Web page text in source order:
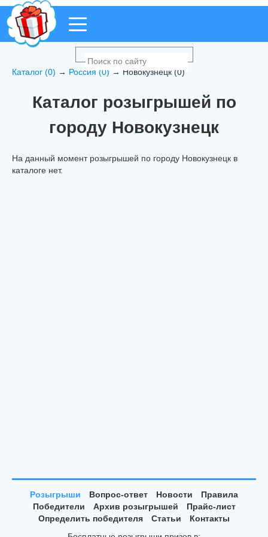
Каталог (0) → Россия (0) → Новокузнецк (0)
Каталог розыгрышей по
городу Новокузнецк
На данный момент розыгрышей по городу Новокузнецк в
каталоге нет.
Розыгрыши Вопрос-ответ Новости
Правила
Победители
Архив розыгрышей
Прайс-лист
Определить победителя
Статьи
Контакты